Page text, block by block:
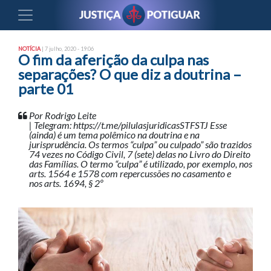
NOTÍCIA | 7 julho, 2020 - 19:06
O fim da aferição da culpa nas
separações? O que diz a doutrina –
parte 01
Por Rodrigo Leite
| Telegram: https://t.me/pilulasjuridicasSTFSTJ Esse
(ainda) é um tema polêmico na doutrina e na
jurisprudência. Os termos “culpa” ou culpado” são trazidos
74 vezes no Código Civil, 7 (sete) delas no Livro do Direito
das Famílias. O termo “culpa” é utilizado, por exemplo, nos
arts. 1564 e 1578 com repercussões no casamento e
nos arts. 1694, § 2º